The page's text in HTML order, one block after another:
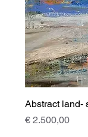
Abstract land-
Prijs
€ 2.500,00